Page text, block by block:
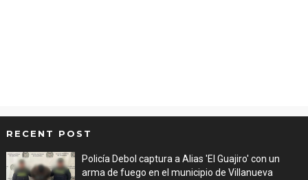
RECENT POST
Policía Debol captura a Alias 'El Guajiro' con un
arma de fuego en el municipio de Villanueva